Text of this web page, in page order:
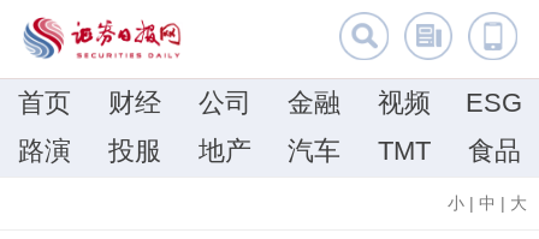
首页 财经 公司 金融 视频
ESG
路演
投服 地产 汽车 TMT 食品
小 | 中 | 大